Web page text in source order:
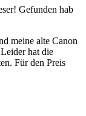
Gefunden hab
meine alte Canon
hat die
Für den Preis